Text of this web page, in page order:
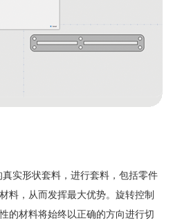
实形状套料，进行套料，包括零件
料，从而发挥最大优势。旋转控制
的材料将始终以正确的方向进行切